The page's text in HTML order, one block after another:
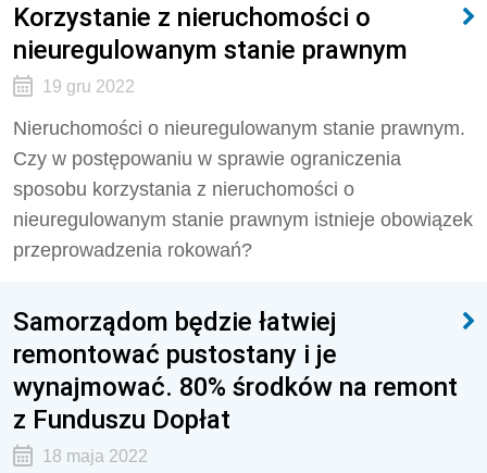
Korzystanie z nieruchomości o
nieuregulowanym stanie prawnym
19 gru 2022
Nieruchomości o nieuregulowanym stanie prawnym.
Czy w postępowaniu w sprawie ograniczenia
sposobu korzystania z nieruchomości o
nieuregulowanym stanie prawnym istnieje obowiązek
przeprowadzenia rokowań?
Samorządom będzie łatwiej
remontować pustostany i je
wynajmować. 80% środków na remont
z Funduszu Dopłat
18 maja 2022